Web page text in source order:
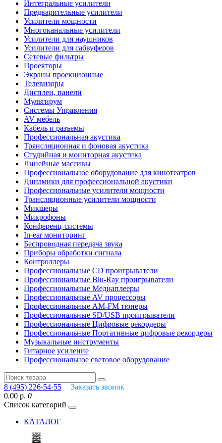
Интегральные усилители
Предварительные усилители
Усилители мощности
Многоканальные усилители
Усилители для наушников
Усилители для сабвуферов
Сетевые фильтры
Проекторы
Экраны проекционные
Телевизоры
Дисплеи, панели
Мультирум
Системы Управления
AV мебель
Кабель и разъемы
Профессиональная акустика
Трянсляционная и фоновая акустика
Студийная и мониторная акустика
Линейные массивы
Профессиональное оборудование для кинотеатров
Динамики для профессиональной акустики
Профессиональные усилители мощности
Трансляционные усилители мощности
Микшеры
Микрофоны
Конференц-системы
In-ear мониторинг
Беспроводная передача звука
Приборы обработки сигнала
Контроллеры
Профессиональные СD проигрыватели
Профессиональные Blu-Ray проигрыватели
Профессиональные Медиаплееры
Профессиональные AV процессоры
Профессиональные AM-FM тюнеры
Профессиональные SD/USB проигрыватели
Профессиональные Цифровые рекордеры
Профессиональные Портативные цифровые рекордеры
Музыкальные инструменты
Гитарное усиление
Профессиональное световое оборудование
8 (495) 226-54-55
Заказать звонок
0.00 р. 0
Список категорий
КАТАЛОГ